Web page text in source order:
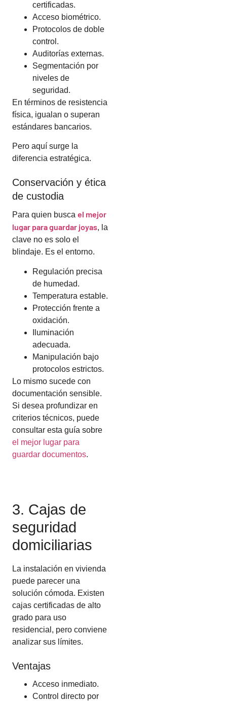
certificadas.
Acceso biométrico.
Protocolos de doble
control.
Auditorías externas.
Segmentación por
niveles de
seguridad.
En términos de resistencia
física, igualan o superan
estándares bancarios.
Pero aquí surge la
diferencia estratégica.
Conservación y ética
de custodia
Para quien busca el mejor
lugar para guardar joyas, la
clave no es solo el
blindaje. Es el entorno.
Regulación precisa
de humedad.
Temperatura estable.
Protección frente a
oxidación.
Iluminación
adecuada.
Manipulación bajo
protocolos estrictos.
Lo mismo sucede con
documentación sensible.
Si desea profundizar en
criterios técnicos, puede
consultar esta guía sobre
el mejor lugar para
guardar documentos.
3. Cajas de
seguridad
domiciliarias
La instalación en vivienda
puede parecer una
solución cómoda. Existen
cajas certificadas de alto
grado para uso
residencial, pero conviene
analizar sus límites.
Ventajas
Acceso inmediato.
Control directo por